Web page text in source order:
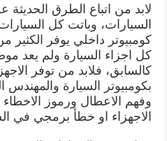
لابد من اتباع الطرق
السيارات، وباتت كل
كومبيوتر داخلي يوفر الكثير
كل اجزاء السيارة ولم يعد
كالسابق، فلابد من توفر
بكومبيوتر السيارة والمهندس
وفهم الاعطال ورموز
الاجهزاء او خطأ برمجي في